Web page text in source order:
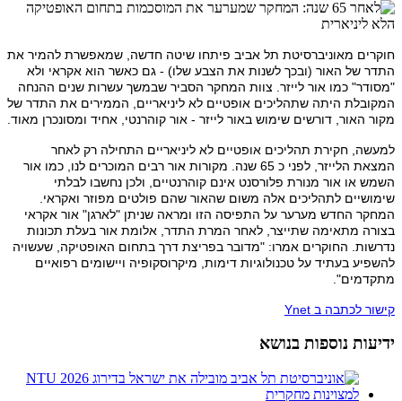
חוקרים מאוניברסיטת תל אביב פיתחו שיטה חדשה, שמאפשרת להמיר את
התדר של האור (ובכך לשנות את הצבע שלו) - גם כאשר הוא אקראי ולא
"מסודר" כמו אור לייזר. צוות המחקר הסביר שבמשך עשרות שנים ההנחה
המקובלת היתה שתהליכים אופטיים לא ליניאריים, הממירים את התדר של
מקור האור, דורשים שימוש באור לייזר - אור קוהרנטי, אחיד ומסונכרן מאוד.
למעשה, חקירת תהליכים אופטיים לא ליניאריים התחילה רק לאחר
המצאת הלייזר, לפני כ 65 שנה. מקורות אור רבים המוכרים לנו, כמו אור
השמש או אור מנורת פלורסנט אינם קוהרנטיים, ולכן נחשבו לבלתי
שימושיים לתהליכים אלה משום שהאור שהם פולטים מפוזר ואקראי.
המחקר החדש מערער על התפיסה הזו ומראה שניתן "לארגן" אור אקראי
בצורה מתאימה שתייצר, לאחר המרת התדר, אלומת אור בעלת תכונות
נדרשות. החוקרים אמרו: "מדובר בפריצת דרך בתחום האופטיקה, שעשויה
להשפיע בעתיד על טכנולוגיות דימות, מיקרוסקופיה ויישומים רפואיים
מתקדמים".
קישור לכתבה ב Ynet
ידיעות נוספות בנושא